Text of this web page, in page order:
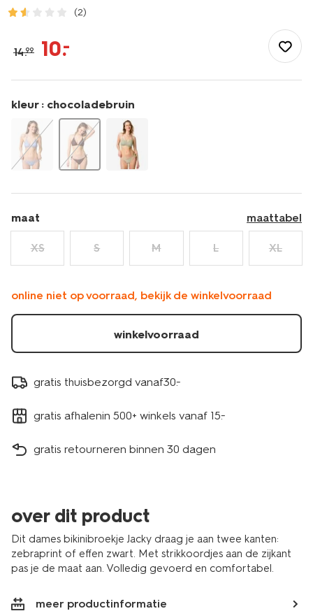
(2)
damesbikinibroekje-
jacky-
blokken-
chocoladebruin-
22360500CHOCOLATEBROWN.html
14.99 10.–
kleur : chocoladebruin
maat maattabel
XS S M L XL
online niet op voorraad, bekijk de winkelvoorraad
winkelvoorraad
gratis thuisbezorgd vanaf30.-
gratis afhalenin 500+ winkels vanaf 15.-
gratis retourneren binnen 30 dagen
over dit product
Dit dames bikinibroekje Jacky draag je aan twee kanten:
zebraprint of effen zwart. Met strikkoordjes aan de zijkant
pas je de maat aan. Volledig gevoerd en comfortabel.
meer productinformatie